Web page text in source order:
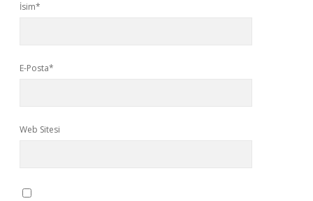
İsim*
E-Posta*
Web Sitesi